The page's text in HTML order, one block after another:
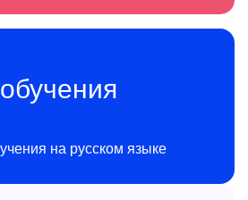
на русском языке